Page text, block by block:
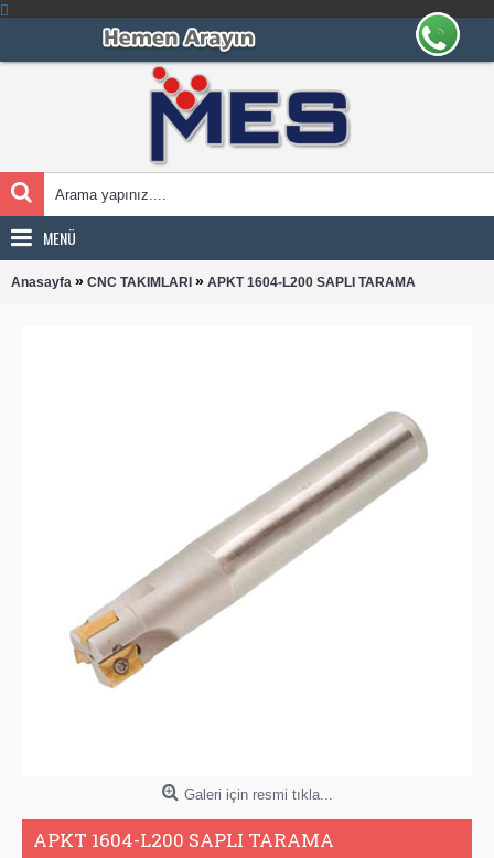
MENÜ
Anasayfa » CNC TAKIMLARI » APKT 1604-L200 SAPLI TARAMA
Galeri için resmi tıkla...
APKT 1604-L200 SAPLI TARAMA